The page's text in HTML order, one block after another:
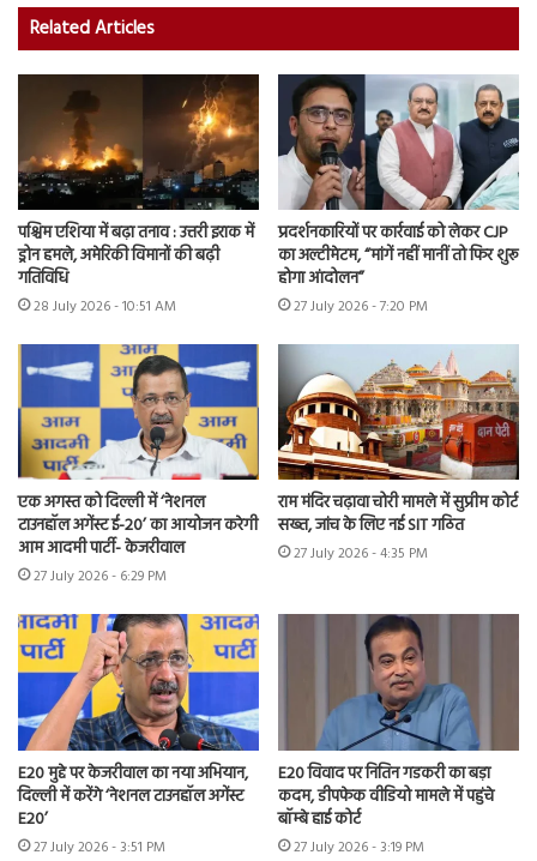
Related Articles
पश्चिम एशिया में बढ़ा तनाव : उत्तरी इराक में
ड्रोन हमले, अमेरिकी विमानों की बढ़ी
गतिविधि
28 July 2026 - 10:51 AM
प्रदर्शनकारियों पर कार्रवाई को लेकर CJP
का अल्टीमेटम, “मांगें नहीं मानीं तो फिर शुरू
होगा आंदोलन”
27 July 2026 - 7:20 PM
एक अगस्त को दिल्ली में ‘नेशनल
टाउनहॉल अगेंस्ट ई-20’ का आयोजन करेगी
आम आदमी पार्टी- केजरीवाल
27 July 2026 - 6:29 PM
राम मंदिर चढ़ावा चोरी मामले में सुप्रीम कोर्ट
सख्त, जांच के लिए नई SIT गठित
27 July 2026 - 4:35 PM
E20 मुद्दे पर केजरीवाल का नया अभियान,
दिल्ली में करेंगे ‘नेशनल टाउनहॉल अगेंस्ट
E20’
27 July 2026 - 3:51 PM
E20 विवाद पर नितिन गडकरी का बड़ा
कदम, डीपफेक वीडियो मामले में पहुंचे
बॉम्बे हाई कोर्ट
27 July 2026 - 3:19 PM